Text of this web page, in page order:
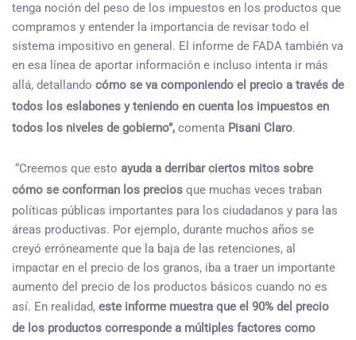
tenga noción del peso de los impuestos en los productos que
compramos y entender la importancia de revisar todo el
sistema impositivo en general. El informe de FADA también va
en esa línea de aportar información e incluso intenta ir más
allá, detallando cómo se va componiendo el precio a través de
todos los eslabones y teniendo en cuenta los impuestos en
todos los niveles de gobierno”, comenta Pisani Claro.
“Creemos que esto ayuda a derribar ciertos mitos sobre
cómo se conforman los precios que muchas veces traban
políticas públicas importantes para los ciudadanos y para las
áreas productivas. Por ejemplo, durante muchos años se
creyó erróneamente que la baja de las retenciones, al
impactar en el precio de los granos, iba a traer un importante
aumento del precio de los productos básicos cuando no es
así. En realidad, este informe muestra que el 90% del precio
de los productos corresponde a múltiples factores como